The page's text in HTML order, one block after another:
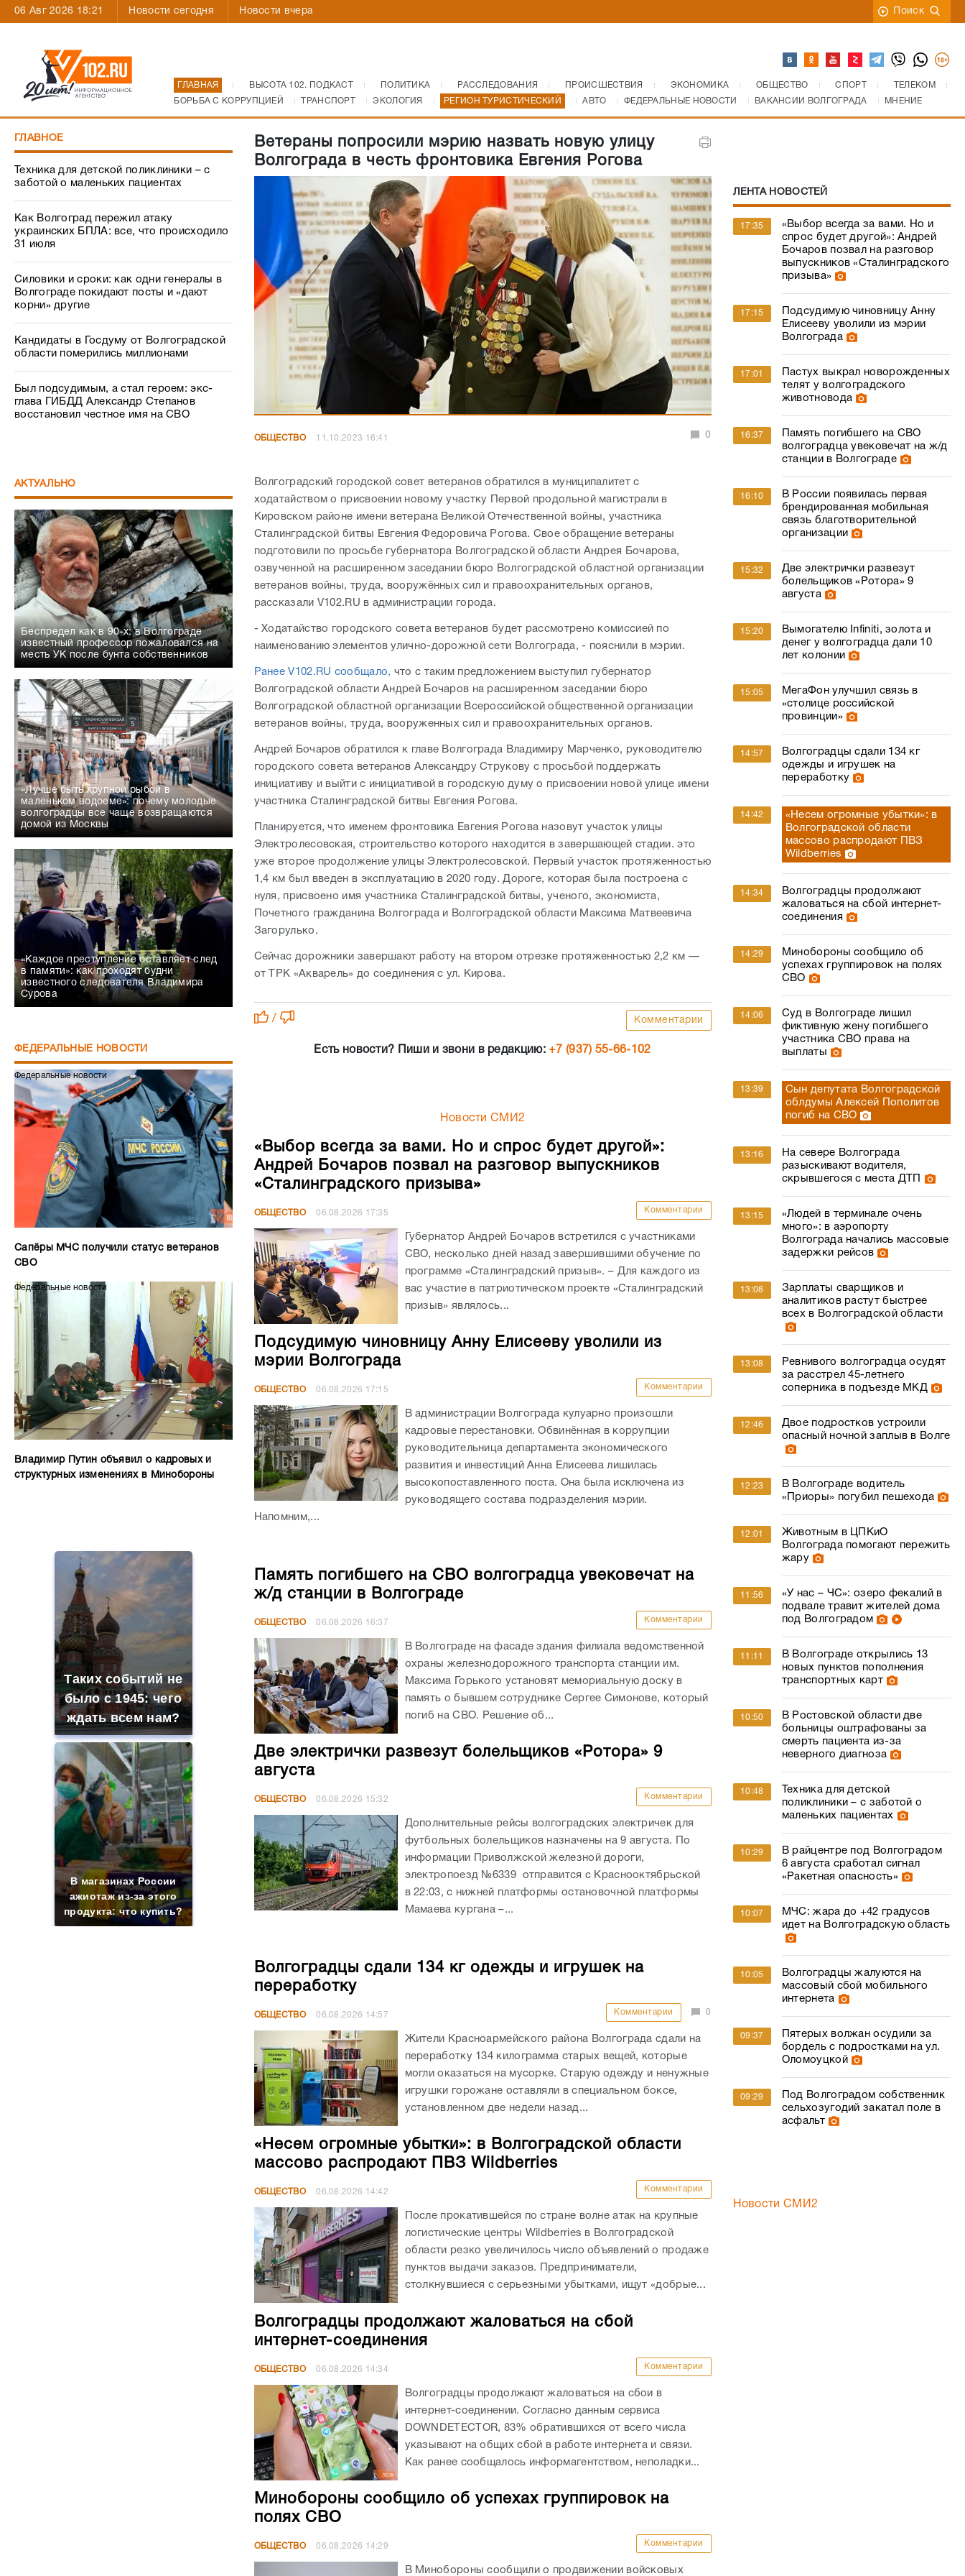
06 Авг 2026 18:21 Новости сегодня Новости вчера Поиск
ГЛАВНАЯ ВЫСОТА 102. ПОДКАСТ ПОЛИТИКА РАССЛЕДОВАНИЯ ПРОИСШЕСТВИЯ ЭКОНОМИКА ОБЩЕСТВО СПОРТ
ТЕЛЕКОМ
БОРЬБА С КОРРУПЦИЕЙ
ТРАНСПОРТ ЭКОЛОГИЯ РЕГИОН ТУРИСТИЧЕСКИЙ АВТО ФЕДЕРАЛЬНЫЕ НОВОСТИ ВАКАНСИИ ВОЛГОГРАДА МНЕНИЕ
ГЛАВНОЕ
Техника для детской поликлиники – с
заботой о маленьких пациентах
Как Волгоград пережил атаку
украинских БПЛА: все, что происходило
31 июля
Силовики и сроки: как одни генералы в
Волгограде покидают посты и «дают
корни» другие
Кандидаты в Госдуму от Волгоградской
области померились миллионами
Был подсудимым, а стал героем: экс-
глава ГИБДД Александр Степанов
восстановил честное имя на СВО
АКТУАЛЬНО
Беспредел как в 90-х: в Волгограде
известный профессор пожаловался на
месть УК после бунта собственников
«Лучше быть крупной рыбой в
маленьком водоеме»: почему молодые
волгоградцы все чаще возвращаются
домой из Москвы
«Каждое преступление оставляет след
в памяти»: как проходят будни
известного следователя Владимира
Сурова
ФЕДЕРАЛЬНЫЕ НОВОСТИ
Федеральные новости
Сапёры МЧС получили статус ветеранов
СВО
Федеральные новости
Владимир Путин объявил о кадровых и
структурных изменениях в Минобороны
Таких событий не
было с 1945: чего
ждать всем нам?
В магазинах России
ажиотаж из-за этого
продукта: что купить?
Ветераны попросили мэрию назвать новую улицу
Волгограда в честь фронтовика Евгения Рогова
ОБЩЕСТВО 11.10.2023 16:41 0
Волгоградский городской совет ветеранов обратился в муниципалитет с
ходатайством о присвоении новому участку Первой продольной магистрали в
Кировском районе имени ветерана Великой Отечественной войны, участника
Сталинградской битвы Евгения Федоровича Рогова. Свое обращение ветераны
подготовили по просьбе губернатора Волгоградской области Андрея Бочарова,
озвученной на расширенном заседании бюро Волгоградской областной организации
ветеранов войны, труда, вооружённых сил и правоохранительных органов,
рассказали V102.RU в администрации города.
- Ходатайство городского совета ветеранов будет рассмотрено комиссией по
наименованию элементов улично-дорожной сети Волгограда, - пояснили в мэрии.
Ранее V102.RU сообщало, что с таким предложением выступил губернатор
Волгоградской области Андрей Бочаров на расширенном заседании бюро
Волгоградской областной организации Всероссийской общественной организации
ветеранов войны, труда, вооруженных сил и правоохранительных органов.
Андрей Бочаров обратился к главе Волгограда Владимиру Марченко, руководителю
городского совета ветеранов Александру Струкову с просьбой поддержать
инициативу и выйти с инициативой в городскую думу о присвоении новой улице имени
участника Сталинградской битвы Евгения Рогова.
Планируется, что именем фронтовика Евгения Рогова назовут участок улицы
Электролесовская, строительство которого находится в завершающей стадии. это
уже второе продолжение улицы Электролесовской. Первый участок протяженностью
1,4 км был введен в эксплуатацию в 2020 году. Дороге, которая была построена с
нуля, присвоено имя участника Сталинградской битвы, ученого, экономиста,
Почетного гражданина Волгограда и Волгоградской области Максима Матвеевича
Загорулько.
Сейчас дорожники завершают работу на втором отрезке протяженностью 2,2 км —
от ТРК «Акварель» до соединения с ул. Кирова.
/ Комментарии
Есть новости? Пиши и звони в редакцию:+7 (937) 55-66-102
Новости СМИ2
«Выбор всегда за вами. Но и спрос будет другой»:
Андрей Бочаров позвал на разговор выпускников
«Сталинградского призыва»
ОБЩЕСТВО 06.08.2026 17:35 Комментарии
Губернатор Андрей Бочаров встретился с участниками
СВО, несколько дней назад завершившими обучение по
программе «Сталинградский призыв». – Для каждого из
вас участие в патриотическом проекте «Сталинградский
призыв» являлось...
Подсудимую чиновницу Анну Елисееву уволили из
мэрии Волгограда
ОБЩЕСТВО 06.08.2026 17:15 Комментарии
В администрации Волгограда кулуарно произошли
кадровые перестановки. Обвинённая в коррупции
руководительница департамента экономического
развития и инвестиций Анна Елисеева лишилась
высокопоставленного поста. Она была исключена из
руководящего состава подразделения мэрии.
Напомним,...
Память погибшего на СВО волгоградца увековечат на
ж/д станции в Волгограде
ОБЩЕСТВО 06.08.2026 16:37 Комментарии
В Волгограде на фасаде здания филиала ведомственной
охраны железнодорожного транспорта станции им.
Максима Горького установят мемориальную доску в
память о бывшем сотруднике Сергее Симонове, который
погиб на СВО. Решение об...
Две электрички развезут болельщиков «Ротора» 9
августа
ОБЩЕСТВО 06.08.2026 15:32 Комментарии
Дополнительные рейсы волгоградских электричек для
футбольных болельщиков назначены на 9 августа. По
информации Приволжской железной дороги,
электропоезд №6339 отправится с Краснооктябрьской
в 22:03, с нижней платформы остановочной платформы
Мамаева кургана –...
Волгоградцы сдали 134 кг одежды и игрушек на
переработку
ОБЩЕСТВО 06.08.2026 14:57 Комментарии 0
Жители Красноармейского района Волгограда сдали на
переработку 134 килограмма старых вещей, которые
могли оказаться на мусорке. Старую одежду и ненужные
игрушки горожане оставляли в специальном боксе,
установленном две недели назад...
«Несем огромные убытки»: в Волгоградской области
массово распродают ПВЗ Wildberries
ОБЩЕСТВО 06.08.2026 14:42 Комментарии
После прокатившейся по стране волне атак на крупные
логистические центры Wildberries в Волгоградской
области резко увеличилось число объявлений о продаже
пунктов выдачи заказов. Предприниматели,
столкнувшиеся с серьезными убытками, ищут «добрые...
Волгоградцы продолжают жаловаться на сбой
интернет-соединения
ОБЩЕСТВО 06.08.2026 14:34 Комментарии
Волгоградцы продолжают жаловаться на сбои в
интернет-соединении. Согласно данным сервиса
DOWNDETECTOR, 83% обратившихся от всего числа
указывают на общих сбой в работе интернета и связи.
Как ранее сообщалось информагентством, неполадки...
Минобороны сообщило об успехах группировок на
полях СВО
ОБЩЕСТВО 06.08.2026 14:29 Комментарии
В Минобороны сообщили о продвижении войсковых
ЛЕНТА НОВОСТЕЙ
17:35
«Выбор всегда за вами. Но и
спрос будет другой»: Андрей
Бочаров позвал на разговор
выпускников «Сталинградского
призыва»
17:15
Подсудимую чиновницу Анну
Елисееву уволили из мэрии
Волгограда
17:01
Пастух выкрал новорожденных
телят у волгоградского
животновода
16:37
Память погибшего на СВО
волгоградца увековечат на ж/д
станции в Волгограде
16:10
В России появилась первая
брендированная мобильная
связь благотворительной
организации
15:32
Две электрички развезут
болельщиков «Ротора» 9
августа
15:20
Вымогателю Infiniti, золота и
денег у волгоградца дали 10
лет колонии
15:05
МегаФон улучшил связь в
«столице российской
провинции»
14:57
Волгоградцы сдали 134 кг
одежды и игрушек на
переработку
14:42
«Несем огромные убытки»: в
Волгоградской области
массово распродают ПВЗ
Wildberries
14:34
Волгоградцы продолжают
жаловаться на сбой интернет-
соединения
14:29
Минобороны сообщило об
успехах группировок на полях
СВО
14:06
Суд в Волгограде лишил
фиктивную жену погибшего
участника СВО права на
выплаты
13:39
Сын депутата Волгоградской
облдумы Алексей Пополитов
погиб на СВО
13:16
На севере Волгограда
разыскивают водителя,
скрывшегося с места ДТП
13:15
«Людей в терминале очень
много»: в аэропорту
Волгограда начались массовые
задержки рейсов
13:08
Зарплаты сварщиков и
аналитиков растут быстрее
всех в Волгоградской области
13:08
Ревнивого волгоградца осудят
за расстрел 45-летнего
соперника в подъезде МКД
12:46
Двое подростков устроили
опасный ночной заплыв в Волге
12:23
В Волгограде водитель
«Приоры» погубил пешехода
12:01
Животным в ЦПКиО
Волгограда помогают пережить
жару
11:56
«У нас – ЧС»: озеро фекалий в
подвале травит жителей дома
под Волгоградом
11:11
В Волгограде открылись 13
новых пунктов пополнения
транспортных карт
10:50
В Ростовской области две
больницы оштрафованы за
смерть пациента из-за
неверного диагноза
10:48
Техника для детской
поликлиники – с заботой о
маленьких пациентах
10:29
В райцентре под Волгоградом
6 августа сработал сигнал
«Ракетная опасность»
10:07
МЧС: жара до +42 градусов
идет на Волгоградскую область
10:05
Волгоградцы жалуются на
массовый сбой мобильного
интернета
09:37
Пятерых волжан осудили за
бордель с подростками на ул.
Оломоуцкой
09:29
Под Волгоградом собственник
сельхозугодий закатал поле в
асфальт
Новости СМИ2